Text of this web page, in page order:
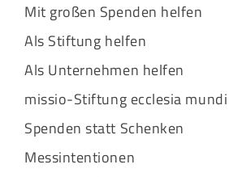
Mit großen Spenden helfen
Als Stiftung helfen
Als Unternehmen helfen
missio-Stiftung ecclesia mundi
Spenden statt Schenken
Messintentionen